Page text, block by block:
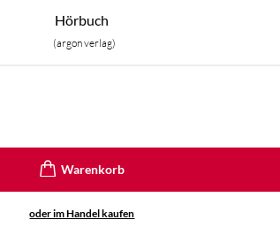
Hörbuch
(argon verlag)
oder im Handel kaufen